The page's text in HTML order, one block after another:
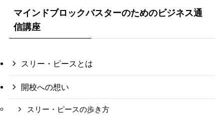
マインドブロックバスターのためのビジネス通
信講座
スリー・ピースとは
開校への想い
スリー・ピースの歩き方